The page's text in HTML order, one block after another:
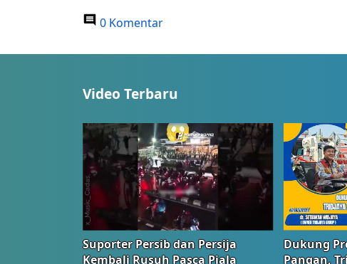
0 Komentar
Video Terbaru
Suporter Persib dan Persija
Kembali Rusuh Pasca Piala
Dukung
Pangan,